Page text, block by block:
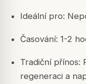
Ideální pro:
Časování: 1-2
Tradiční přínos:
regeneraci a